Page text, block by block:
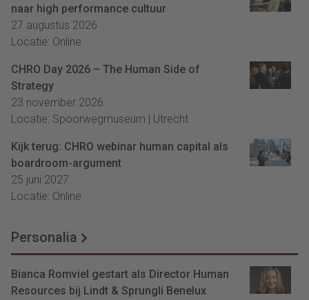
naar high performance cultuur
27 augustus 2026
Locatie: Online
CHRO Day 2026 – The Human Side of
Strategy
23 november 2026
Locatie: Spoorwegmuseum | Utrecht
Kijk terug: CHRO webinar human capital als
boardroom-argument
25 juni 2027
Locatie: Online
Personalia
Bianca Romviel gestart als Director Human
Resources bij Lindt & Sprungli Benelux